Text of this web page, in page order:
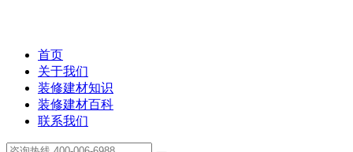
首页
关于我们
装修建材知识
装修建材百科
联系我们